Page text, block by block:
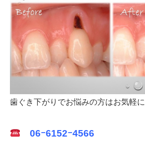
歯ぐき下がりでお悩みの方はお気軽に
06ｰ6152ｰ4566